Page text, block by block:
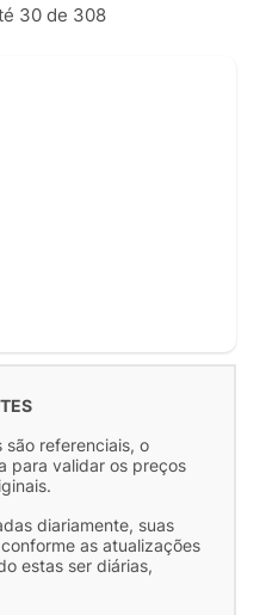
30 de 308
são referenciais, o
para validar os preços
diariamente, suas
as atualizações
estas ser diárias,